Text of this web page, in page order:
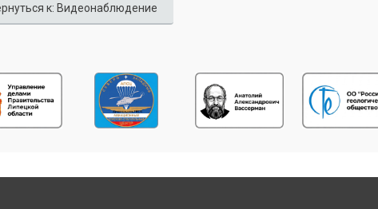
к: Видеонаблюдение